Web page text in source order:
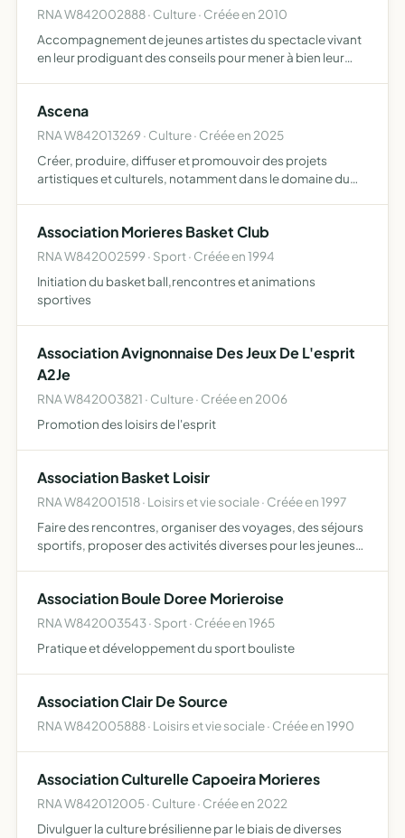
RNA W842002888 · Culture · Créée en 2010
Accompagnement de jeunes artistes du spectacle vivant
en leur prodiguant des conseils pour mener à bien leur
Ascena
RNA W842013269 · Culture · Créée en 2025
Créer, produire, diffuser et promouvoir des projets
artistiques et culturels, notamment dans le domaine du
Association Morieres Basket Club
RNA W842002599 · Sport · Créée en 1994
Initiation du basket ball,rencontres et animations
sportives
Association Avignonnaise Des Jeux De L'esprit
A2Je
RNA W842003821 · Culture · Créée en 2006
Promotion des loisirs de l'esprit
Association Basket Loisir
RNA W842001518 · Loisirs et vie sociale · Créée en 1997
Faire des rencontres, organiser des voyages, des séjours
sportifs, proposer des activités diverses pour les jeunes
Association Boule Doree Morieroise
RNA W842003543 · Sport · Créée en 1965
Pratique et développement du sport bouliste
Association Clair De Source
RNA W842005888 · Loisirs et vie sociale · Créée en 1990
Association Culturelle Capoeira Morieres
RNA W842012005 · Culture · Créée en 2022
Divulguer la culture brésilienne par le biais de diverses